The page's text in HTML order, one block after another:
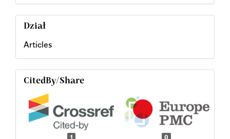
Dział
Articles
CitedBy/Share
1 0